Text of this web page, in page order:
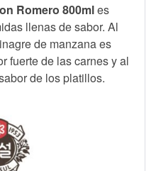
Romero 800mles
llenas de sabor. Al
de manzana es
fuerte de las carnes y al
de los platillos.